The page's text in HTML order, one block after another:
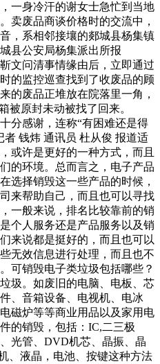
一身冷汗的谢女士急忙到当地
卖废品商谈价格时的交流中，
，系相邻接壤的郯城县杨集镇
县公安局杨集派出所报
问清事情缘由后，立即通过
的监控巡查找到了收废品的顾
的废品正堆放在院落里一角，
箱被原封未动被找了回来。
分感谢，连称“有困难还是得
钱炜 通讯员 杜从俊 报道适
或许是更好的一种方式，而且
的环境。总而言之，电子产品
选择销毁这一些产品的时候，
来帮助自己，而且也可以寻找
一般来说，排名比较靠前的销
个人服务还是产品服务以及销
来说都是挺好的，而且也可以
无效信息进行处理，而且也不
可销毁电子类垃圾包括哪些？
圾。如废旧的电脑、电板、芯
、音箱设备、电视机、电冰
磁炉等等商业用品以及家用电
的销毁，包括：IC,二三极
光管、DVD机芯、晶振、晶
、液晶，电池、按键这种方法